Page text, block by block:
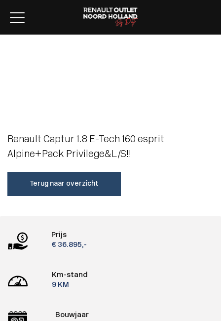
Renault Captur 1.8 E-Tech 160 esprit
Alpine+Pack Privilege&L/S!!
Terug naar overzicht
Prijs
€ 36.895,-
Km-stand
9 KM
Bouwjaar